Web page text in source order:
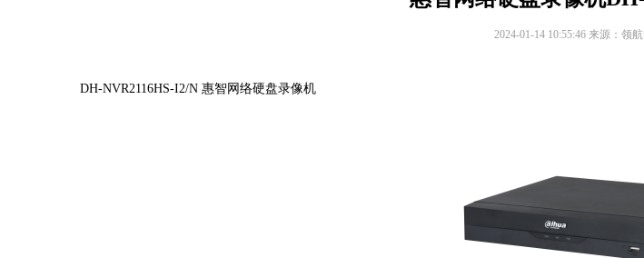
6寸/8寸融智能4G低功耗球机2024-01-14 10:55:46 来源：领
DH-NVR2116HS-I2/N 惠智网络硬盘录像机